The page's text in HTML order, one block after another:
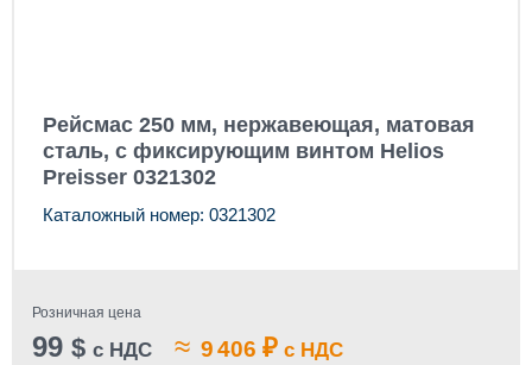
Рейсмас 250 мм, нержавеющая, матовая
сталь, с фиксирующим винтом Helios
Preisser 0321302
Каталожный номер: 0321302
Розничная цена
99 $ с НДС ≈ 9 406 ₽ с НДС